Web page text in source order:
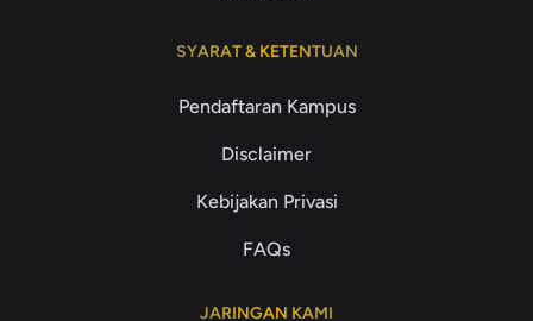
SYARAT & KETENTUAN
Pendaftaran Kampus
Disclaimer
Kebijakan Privasi
FAQs
JARINGAN KAMI